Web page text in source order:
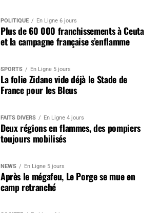
POLITIQUE En Ligne 6 jours
Plus de 60 000 franchissements à Ceuta
et la campagne française s’enflamme
SPORTS En Ligne 5 jours
La folie Zidane vide déjà le Stade de
France pour les Bleus
FAITS DIVERS En Ligne 4 jours
Deux régions en flammes, des pompiers
toujours mobilisés
NEWS En Ligne 5 jours
Après le mégafeu, Le Porge se mue en
camp retranché